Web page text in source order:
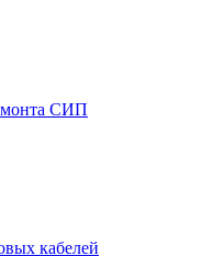
СИП
кабелей